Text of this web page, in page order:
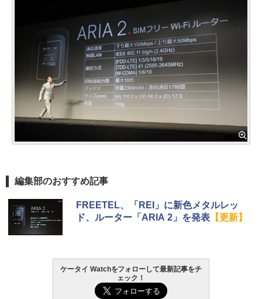
編集部のおすすめ記事
FREETEL、「REI」に新色メタルレッ
ド、ルーター「ARIA 2」を発表【更新】
ケータイ Watchをフォローして最新記事をチ
ェック！